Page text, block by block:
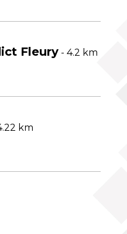
Fleury- 4.2 km
km